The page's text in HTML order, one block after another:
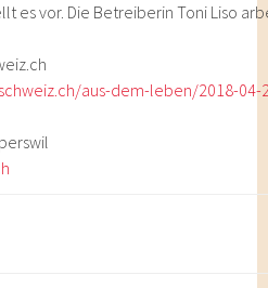
es vor. Die Betreiberin Toni Liso
aus-dem-leben/2018-